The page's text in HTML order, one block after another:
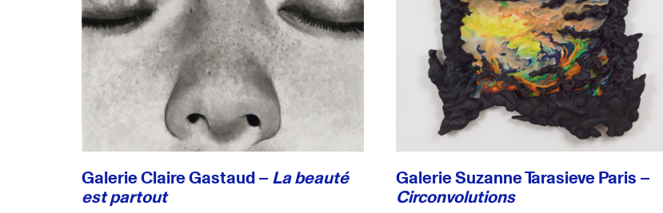
Galerie Claire Gastaud – La beauté
est partout
Galerie Suzanne Tarasieve Paris –
Circonvolutions